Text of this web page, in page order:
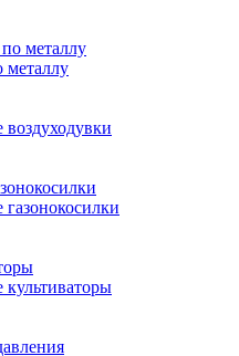
воздуходувки
газонокосилки
культиваторы